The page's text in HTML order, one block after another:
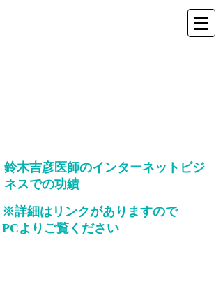
鈴木吉彦医師のインターネットビジ
ネスでの功績
※詳細はリンクがありますので
PCよりご覧ください